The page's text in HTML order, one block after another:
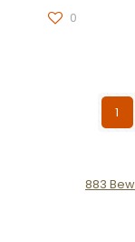
0
1
883